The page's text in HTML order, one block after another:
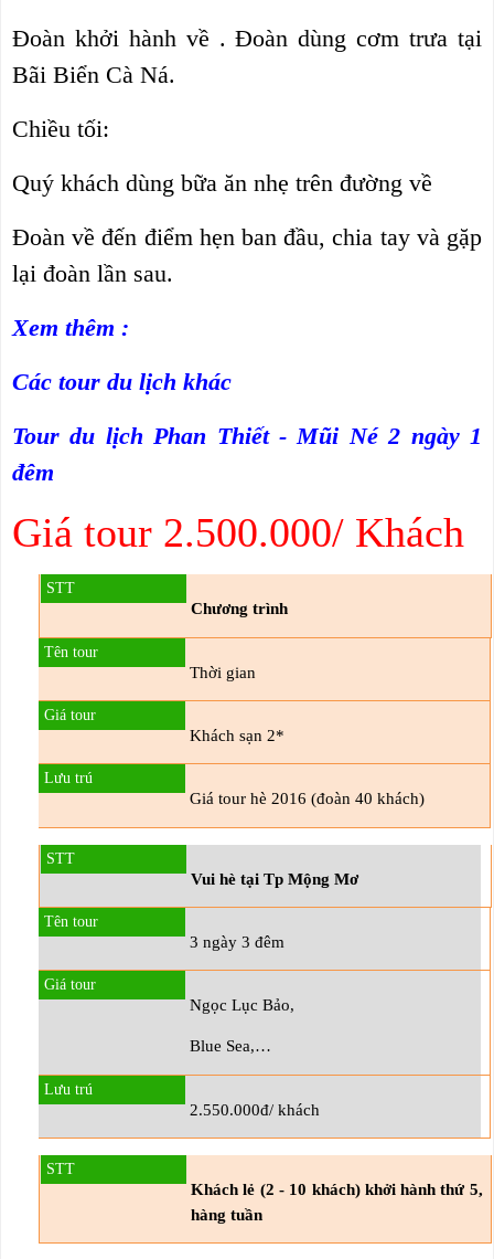
Đoàn khởi hành về . Đoàn dùng cơm trưa tại
Bãi Biển Cà Ná.
Chiều tối:
Quý khách dùng bữa ăn nhẹ trên đường về
Đoàn về đến điểm hẹn ban đầu, chia tay và gặp
lại đoàn lần sau.
Xem thêm :
Các tour du lịch khác
Tour du lịch Phan Thiết - Mũi Né 2 ngày 1
đêm
Giá tour 2.500.000/ Khách
Chương trình
Thời gian
Khách sạn 2*
Giá tour hè 2016 (đoàn 40 khách)
Vui hè tại Tp Mộng Mơ
3 ngày 3 đêm
Ngọc Lục Bảo,
Blue Sea,…
2.550.000đ/ khách
Khách lẻ (2 - 10 khách) khởi hành thứ 5,
hàng tuần